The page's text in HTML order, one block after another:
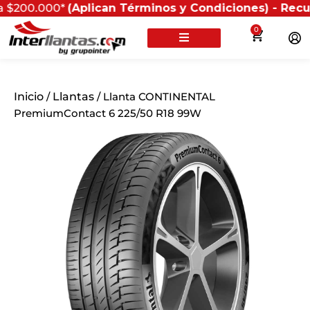
(Aplican Términos y Condiciones) - Recuerda
0
Inicio / Llantas / Llanta CONTINENTAL
PremiumContact 6 225/50 R18 99W